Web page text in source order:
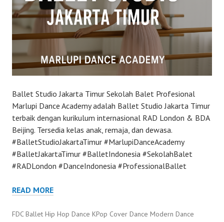
Ballet Studio Jakarta Timur Sekolah Balet Profesional
Marlupi Dance Academy adalah Ballet Studio Jakarta Timur
terbaik dengan kurikulum internasional RAD London & BDA
Beijing. Tersedia kelas anak, remaja, dan dewasa.
#BalletStudioJakartaTimur #MarlupiDanceAcademy
#BalletJakartaTimur #BalletIndonesia #SekolahBalet
#RADLondon #DanceIndonesia #ProfessionalBallet
READ MORE
FDC Ballet Hip Hop Dance KPop Cover Dance Modern Dance